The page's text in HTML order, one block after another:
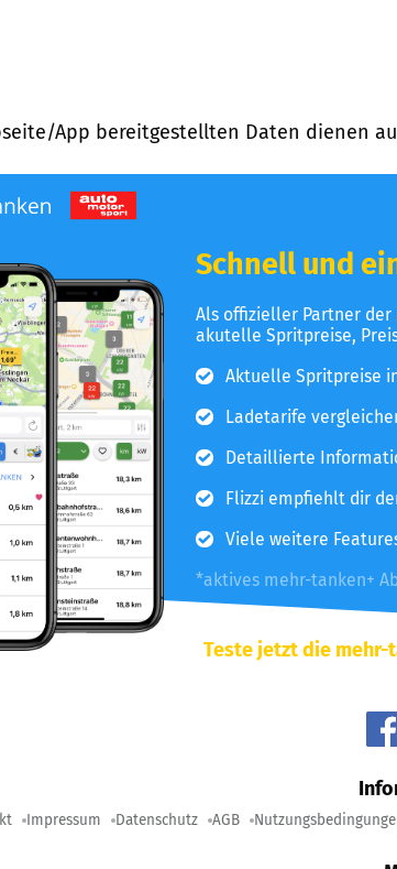
App bereitgestellten Daten dienen
Schnell und
Als offizieller Partner
akutelle Spritpreise,
Aktuelle Spritpreise
Ladetarife
Detaillierte
Flizzi empfiehlt dir
Viele weitere
*aktives mehr-tanken+
Teste jetzt die mehr-
Impressum Datenschutz AGB